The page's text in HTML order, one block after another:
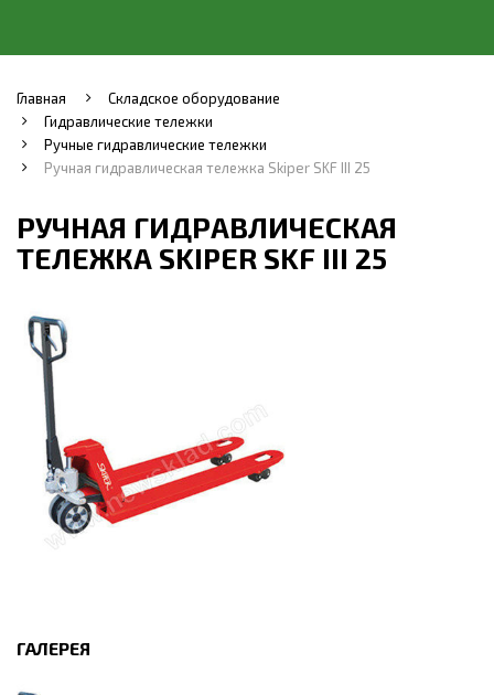
Главная
Складское оборудование
Гидравлические тележки
Ручные гидравлические тележки
Ручная гидравлическая тележка Skiper SKF III 25
РУЧНАЯ ГИДРАВЛИЧЕСКАЯ
ТЕЛЕЖКА SKIPER SKF III 25
ГАЛЕРЕЯ